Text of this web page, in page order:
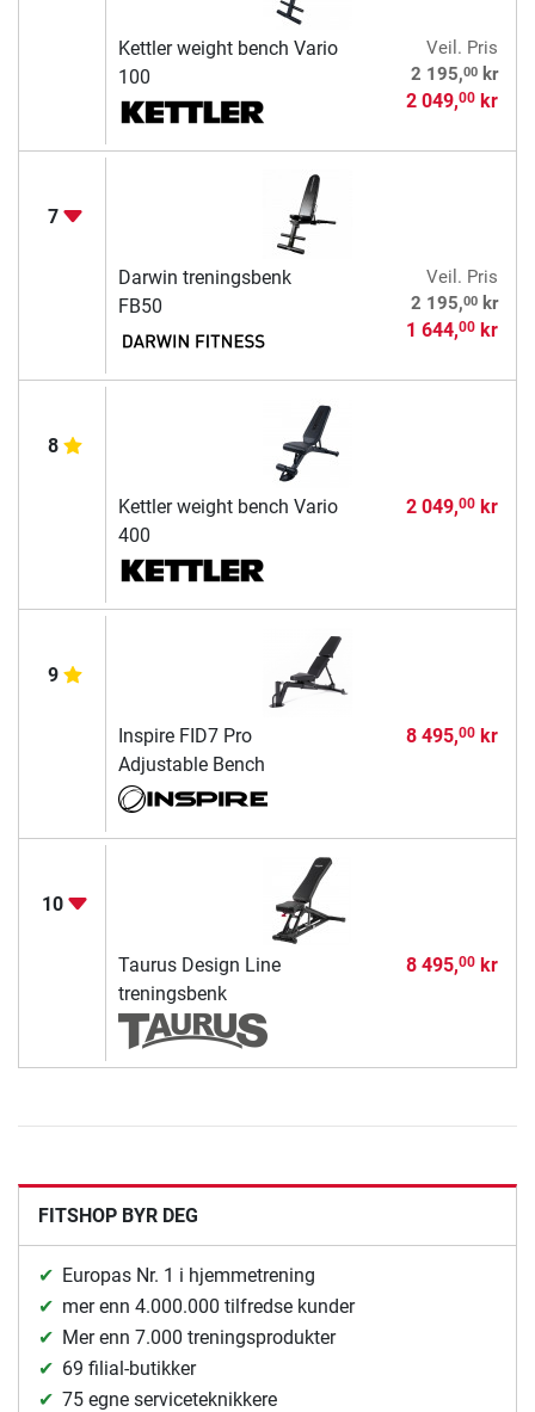
Kettler weight bench Vario
100
Veil. Pris
2 195,00kr
2 049,00kr
7
Darwin treningsbenk
FB50
Veil. Pris
2 195,00kr
1 644,00kr
8
Kettler weight bench Vario
400
2 049,00kr
9
Inspire FID7 Pro
Adjustable Bench
8 495,00kr
10
Taurus Design Line
treningsbenk
8 495,00kr
FITSHOP BYR DEG
Europas Nr. 1 i hjemmetrening
mer enn 4.000.000 tilfredse kunder
Mer enn 7.000 treningsprodukter
69 filial-butikker
75 egne serviceteknikkere